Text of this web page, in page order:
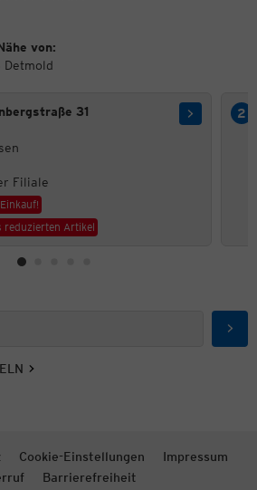
von:
Detmold
31
Filiale
reduzierten Artikel
Cookie-Einstellungen
Impressum
Barrierefreiheit